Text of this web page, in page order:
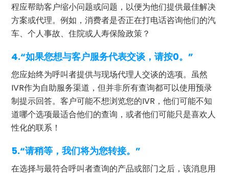
程应帮助客户缩小问题或问题，以便为他们提供最佳解决
方案或代理。例如，消费者是否正在打电话咨询他们的汽
车、个人事故、住院或人寿保险政策？
4.“如果您想与客户服务代表交谈，请按0。”
您应始终为呼叫者提供与现场代理人交谈的选项。虽然
IVR作为自助服务渠道，但并非所有查询都可以使用预录
制提示回答。客户可能不想浏览您的IVR，他们可能不知
道哪个选项最适合他们的查询，或者他们可能只是喜欢人
性化的联系！
5.“请稍等，我们将为您转接。”
在选择与最符合呼叫者查询的产品或部门之后，该消息用